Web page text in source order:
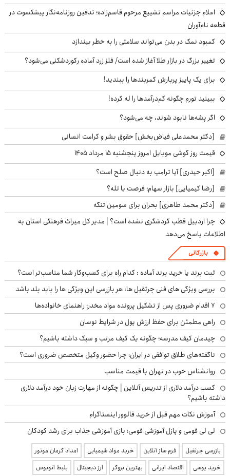
اعلام جزئیات مراسم تشییع مرحوم قاسم‌زاده؛ تدفین روزنامه‌نگار پیشکسوت در
قطعه نام‌آوران
کمبود نمک در بدن می‌تواند سلامتی را به خطر بیندازد
تغییر بزرگ در بازار طلا آغاز شده است/ فلز زرد آماده رکوردشکنی می‌شود؟
برای یک پاییز پربارش کمربندها را ببندید!
ببینید تورم چگونه کم‌درآمدها را له کرده!
اگر پشه‌ها نابود شوند، چه می‌شود؟
[دکتر محمدعلی فیاض‌بخش] حقوق بشر و کرامت انسانی
قیمت روز گوشی موبایل امروز پنجشنبه ۱۵ مرداد ۱۴۰۵
[اکبر حیدری] آیا ترامپ به دنبال صلح است؟
[رضا کیمیایی] بازار سهام؛ فرصت یا تله؟
[دکتر محمد طاهری] بحران برای سومین تنگه
چرا اردبیل قطب گردشگری نشده است؟ | مدیر کل میراث فرهنگی استان به
اطلاعات پاسخ می‌دهد
بازرگانی
ثبت برند یا خرید برند آماده : کدام راه برای کسب‌وکار شما مناسب‌تر است؟
بررسی ویژگی های فنی جرثقیل ها: هر بازرسی این ویژگی ها را باید بلد باشد
۷ اقدام ضروری پس از تشکیل پرونده مواد مخدر؛ راهنمای خانواده‌ها
راهی مطمئن برای حفظ ارزش پول در شرایط نوسان
چیدمان کیف مدرسه؛ چگونه یک کیف مرتب و سبک داشته باشیم؟
ناگفته‌های طلاق توافقی در ایران؛ چرا حضور وکیل متخصص ضروری است؟
روانشناس خوب در تهران با قیمت مناسب
کسب درآمد دلاری از تدریس آنلاین | چگونه از مهارت زبان خود درآمد دلاری
داشته باشیم؟
آموزش نکات مهم قبل از خرید فالوور اینستاگرام
لی لی فومی و پازل آموزشی فومی؛ بازی آموزشی جذاب برای رشد کودکان
بازرسی جرثقیل فرم ساز آنلاین خرید مواد شیمیایی
امداد کرمان موتور
خرید یوسی
اقتصاد ایرانی بهترین بروکر ارز دیجیتال بلیط اتوبوس